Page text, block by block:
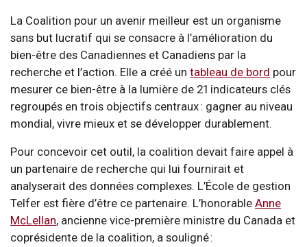
La Coalition pour un avenir meilleur est un organisme
sans but lucratif qui se consacre à l’amélioration du
bien-être des Canadiennes et Canadiens par la
recherche et l’action. Elle a créé un tableau de bord pour
mesurer ce bien-être à la lumière de 21 indicateurs clés
regroupés en trois objectifs centraux : gagner au niveau
mondial, vivre mieux et se développer durablement.
Pour concevoir cet outil, la coalition devait faire appel à
un partenaire de recherche qui lui fournirait et
analyserait des données complexes. L’École de gestion
Telfer est fière d’être ce partenaire. L’honorable Anne
McLellan, ancienne vice-première ministre du Canada et
coprésidente de la coalition, a souligné :